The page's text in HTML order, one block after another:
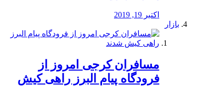
اکتبر 19, 2019
بازار
مسافران کرجی امروز از
فرودگاه پیام البرز راهی کیش